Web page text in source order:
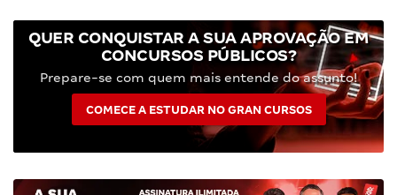
QUER CONQUISTAR A SUA APROVAÇÃO EM
CONCURSOS PÚBLICOS?
Prepare-se com quem mais entende do assunto!
COMECE A ESTUDAR NO GRAN CURSOS